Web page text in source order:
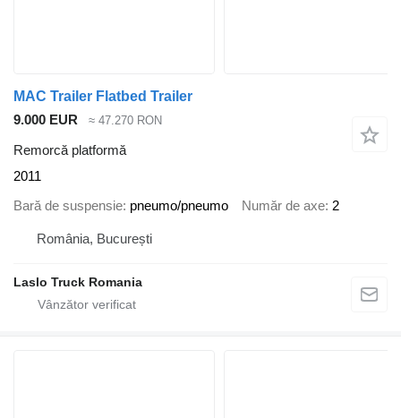
MAC Trailer Flatbed Trailer
9.000 EUR
≈ 47.270 RON
Remorcă platformă
2011
Bară de suspensie pneumo/pneumo Număr de axe 2
România, București
Laslo Truck Romania